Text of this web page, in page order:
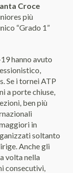
Croce
più
“Grado 1”
hanno avuto
Se i tornei ATP
a porte chiuse,
ben più
in
soltanto
Anche gli
volta nella
consecutivi,